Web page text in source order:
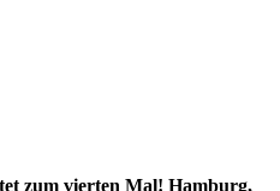
zum vierten Mal! Hamburg,